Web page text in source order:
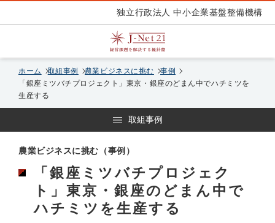
独立行政法人 中小企業基盤整備機構
ホーム 取組事例 農業ビジネスに挑む
事例
「銀座ミツバチプロジェクト」東京・銀座のどまん中でハチミツを
生産する
取組事例
農業ビジネスに挑む（事例）
「銀座ミツバチプロジェク
ト」東京・銀座のどまん中で
ハチミツを生産する